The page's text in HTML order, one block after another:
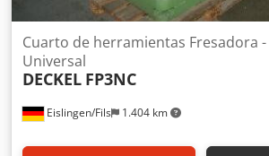
Eislingen/Fils 1.404 km
Cuarto de herramientas Fresadora -
Universal
DECKEL FP3NC